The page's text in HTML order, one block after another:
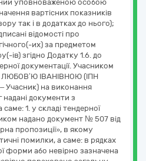
уповноваженою особою
вартісних показників
так і в додатках до нього);
відомості про
их) за предметом
ів) згідно Додатку 1.6. до
документації. Учасником
ІВАНІВНОЮ (ІПН
Учасник) на виконання
документи з
саме: 1. у складі тендерної
надано документ № 507 від
пропозиції», в якому
помилки, а саме: в рядках
форми або невірно зазначена